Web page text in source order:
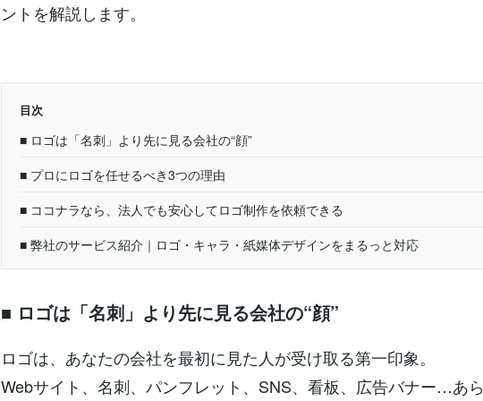
ントを解説します。
目次
■ ロゴは「名刺」より先に見る会社の“顔”
■ プロにロゴを任せるべき3つの理由
■ ココナラなら、法人でも安心してロゴ制作を依頼できる
■ 弊社のサービス紹介｜ロゴ・キャラ・紙媒体デザインをまるっと対応
■ ロゴは「名刺」より先に見る会社の“顔”
ロゴは、あなたの会社を最初に見た人が受け取る第一印象。
Webサイト、名刺、パンフレット、SNS、看板、広告バナー…あ